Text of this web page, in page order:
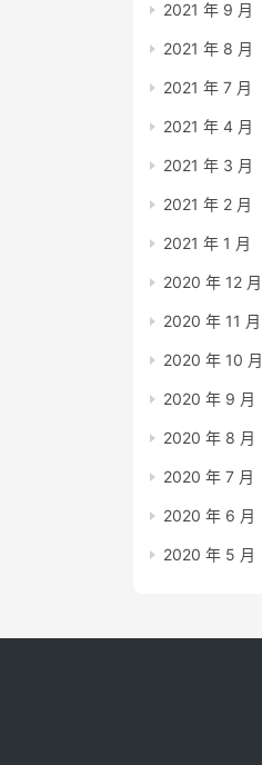
2021 年 9 月
2021 年 8 月
2021 年 7 月
2021 年 4 月
2021 年 3 月
2021 年 2 月
2021 年 1 月
2020 年 12 月
2020 年 11 月
2020 年 10 月
2020 年 9 月
2020 年 8 月
2020 年 7 月
2020 年 6 月
2020 年 5 月